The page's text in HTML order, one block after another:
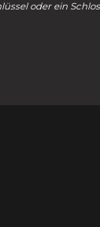
oder ein